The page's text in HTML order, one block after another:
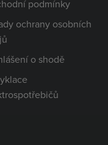
podmínky
ochrany osobních
o shodě